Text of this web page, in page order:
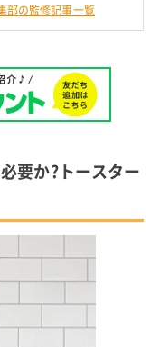
部の監修記事一覧
要か?トースター